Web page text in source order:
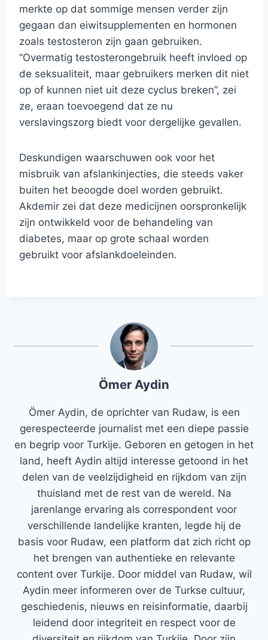
merkte op dat sommige mensen verder zijn
gegaan dan eiwitsupplementen en hormonen
zoals testosteron zijn gaan gebruiken.
“Overmatig testosterongebruik heeft invloed op
de seksualiteit, maar gebruikers merken dit niet
op of kunnen niet uit deze cyclus breken”, zei
ze, eraan toevoegend dat ze nu
verslavingszorg biedt voor dergelijke gevallen.
Deskundigen waarschuwen ook voor het
misbruik van afslankinjecties, die steeds vaker
buiten het beoogde doel worden gebruikt.
Akdemir zei dat deze medicijnen oorspronkelijk
zijn ontwikkeld voor de behandeling van
diabetes, maar op grote schaal worden
gebruikt voor afslankdoeleinden.
Ömer Aydin
Ömer Aydin, de oprichter van Rudaw, is een
gerespecteerde journalist met een diepe passie
en begrip voor Turkije. Geboren en getogen in het
land, heeft Aydin altijd interesse getoond in het
delen van de veelzijdigheid en rijkdom van zijn
thuisland met de rest van de wereld. Na
jarenlange ervaring als correspondent voor
verschillende landelijke kranten, legde hij de
basis voor Rudaw, een platform dat zich richt op
het brengen van authentieke en relevante
content over Turkije. Door middel van Rudaw, wil
Aydin meer informeren over de Turkse cultuur,
geschiedenis, nieuws en reisinformatie, daarbij
leidend door integriteit en respect voor de